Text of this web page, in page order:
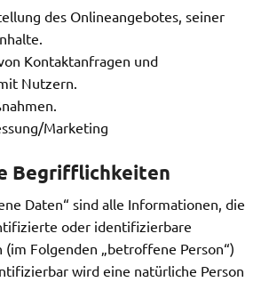
des Onlineangebotes, seiner
Kontaktanfragen und
Nutzern.
Marketing
Begrifflichkeiten
Daten“ sind alle Informationen, die
oder identifizierbare
(im Folgenden „betroffene Person“)
wird eine natürliche Person